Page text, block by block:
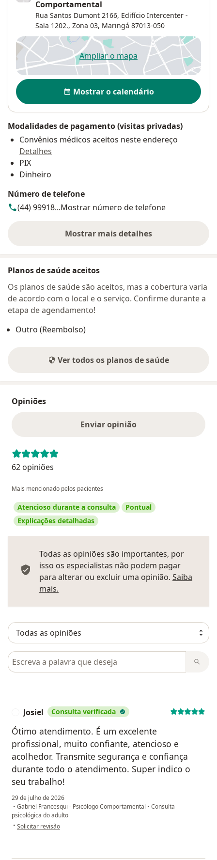
Comportamental
Rua Santos Dumont 2166, Edifício Intercenter -
Sala 1202., Zona 03, Maringá 87013-050
Ampliar o mapaabre num novo separador
Disponibilidade
Mostrar o calendário
Modalidades de pagamento (visitas privadas)
Convênios médicos aceitos neste endereço
Detalhes
PIX
Dinheiro
Número de telefone
(44) 99918...Mostrar número de telefone
Mostrar mais detalhes
sobre o endereço
Planos de saúde aceitos
Os planos de saúde são aceitos, mas a cobertura varia
de acordo com o local e o serviço. Confirme durante a
etapa de agendamento!
Outro (Reembolso)
Ver todos os planos de saúde
Opiniões
Enviar opinião
62 opiniões
Mais mencionado pelos pacientes
Atencioso durante a consulta
Pontual
Explicações detalhadas
Todas as opiniões são importantes, por
isso os especialistas não podem pagar
para alterar ou excluir uma opinião. Saiba
mais.
Pesquisar em opiniões
Josiel Consulta verificada
Ótimo atendimento. É um excelente
profissional, muito confiante, atencioso e
acolhedor. Transmite segurança e confiança
durante todo o atendimento. Super indico o
seu trabalho!
29 de julho de 2026
• Gabriel Francesqui - Psicólogo Comportamental • Consulta
psicológica do adulto
• na opinião do utilizador Josiel
Solicitar revisão